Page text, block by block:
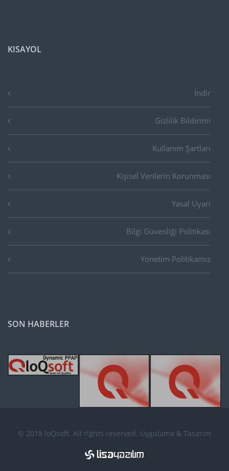
KISAYOL
İndir
Gizlilik Bildirimi
Kullanım Şartları
Kişisel Verilerin Korunması
Yasal Uyarı
Bilgi Güvenliği Politikası
Yönetim Politikamız
SON HABERLER
© 2018 loQsoft. All rights reserved. Uygulama & Tasarım